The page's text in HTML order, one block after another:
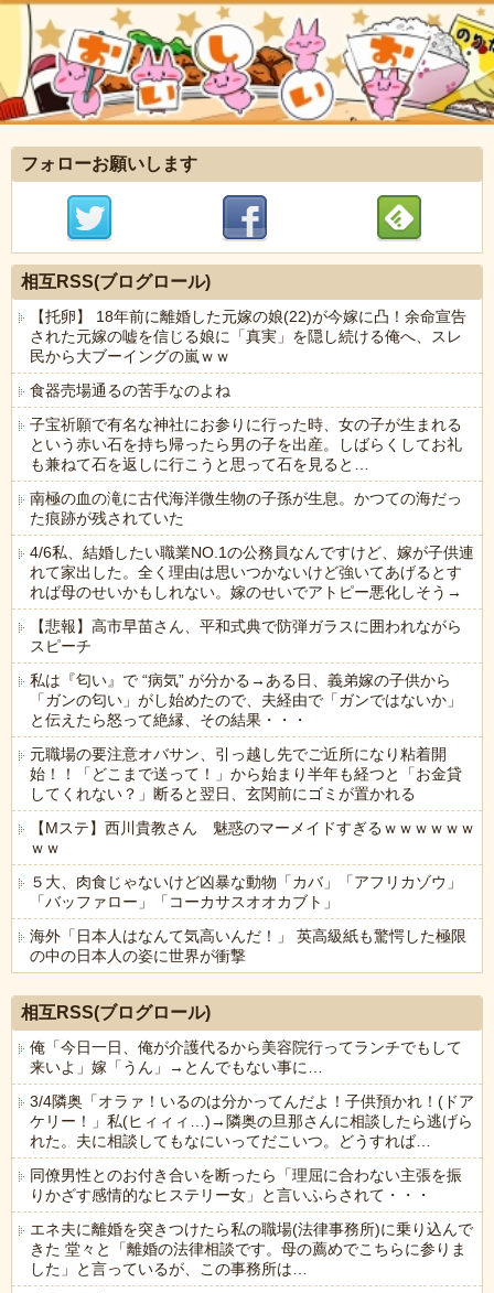
フォローお願いします
相互RSS(ブログロール)
【托卵】 18年前に離婚した元嫁の娘(22)が今嫁に凸！余命宣告
された元嫁の嘘を信じる娘に「真実」を隠し続ける俺へ、スレ
民から大ブーイングの嵐ｗｗ
食器売場通るの苦手なのよね
子宝祈願で有名な神社にお参りに行った時、女の子が生まれる
という赤い石を持ち帰ったら男の子を出産。しばらくしてお礼
も兼ねて石を返しに行こうと思って石を見ると…
南極の血の滝に古代海洋微生物の子孫が生息。かつての海だっ
た痕跡が残されていた
4/6私、結婚したい職業NO.1の公務員なんですけど、嫁が子供連
れて家出した。全く理由は思いつかないけど強いてあげるとす
れば母のせいかもしれない。嫁のせいでアトピー悪化しそう→
【悲報】高市早苗さん、平和式典で防弾ガラスに囲われながら
スピーチ
私は『匂い』で “病気” が分かる→ある日、義弟嫁の子供から
「ガンの匂い」がし始めたので、夫経由で「ガンではないか」
と伝えたら怒って絶縁、その結果・・・
元職場の要注意オバサン、引っ越し先でご近所になり粘着開
始！！「どこまで送って！」から始まり半年も経つと「お金貸
してくれない？」断ると翌日、玄関前にゴミが置かれる
【Mステ】西川貴教さん 魅惑のマーメイドすぎるｗｗｗｗｗｗ
ｗｗ
５大、肉食じゃないけど凶暴な動物「カバ」「アフリカゾウ」
「バッファロー」「コーカサスオオカブト」
海外「日本人はなんて気高いんだ！」 英高級紙も驚愕した極限
の中の日本人の姿に世界が衝撃
相互RSS(ブログロール)
俺「今日一日、俺が介護代るから美容院行ってランチでもして
来いよ」嫁「うん」→とんでもない事に…
3/4隣奥「オラァ！いるのは分かってんだよ！子供預かれ！(ドア
ケリー！」私(ヒィィィ…)→隣奥の旦那さんに相談したら逃げら
れた。夫に相談してもなにいってだこいつ。どうすれば…
同僚男性とのお付き合いを断ったら「理屈に合わない主張を振
りかざす感情的なヒステリー女」と言いふらされて・・・
エネ夫に離婚を突きつけたら私の職場(法律事務所)に乗り込んで
きた 堂々と「離婚の法律相談です。母の薦めでこちらに参りま
した」と言っているが、この事務所は…